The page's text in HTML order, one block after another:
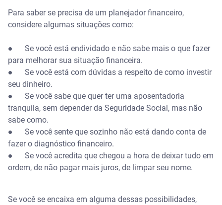
Para saber se precisa de um planejador financeiro,
considere algumas situações como:
● Se você está endividado e não sabe mais o que fazer
para melhorar sua situação financeira.
● Se você está com dúvidas a respeito de como investir
seu dinheiro.
● Se você sabe que quer ter uma aposentadoria
tranquila, sem depender da Seguridade Social, mas não
sabe como.
● Se você sente que sozinho não está dando conta de
fazer o diagnóstico financeiro.
● Se você acredita que chegou a hora de deixar tudo em
ordem, de não pagar mais juros, de limpar seu nome.
Se você se encaixa em alguma dessas possibilidades,